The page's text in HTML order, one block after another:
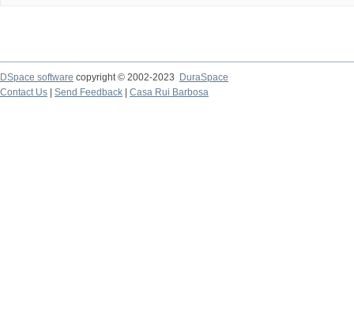
DSpace software copyright © 2002-2023
DuraSpace
Contact Us
Send Feedback Casa Rui Barbosa